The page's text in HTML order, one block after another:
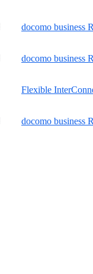
docomo
docomo business
Flexible
docomo